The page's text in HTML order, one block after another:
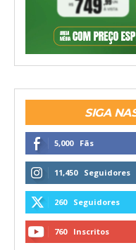
SIGA
5,000 Fãs
11,450 Seguidores
260 Seguidores
760 Inscritos